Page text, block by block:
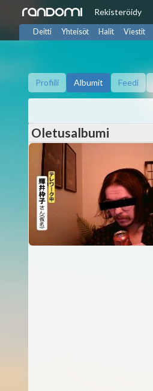
Rekisteröidy
Deitti Yhteisöt Halit Viestit
Profiili Albumit Feedi
Oletusalbumi